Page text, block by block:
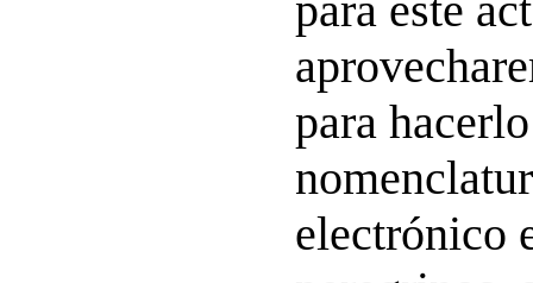
para
electrónico